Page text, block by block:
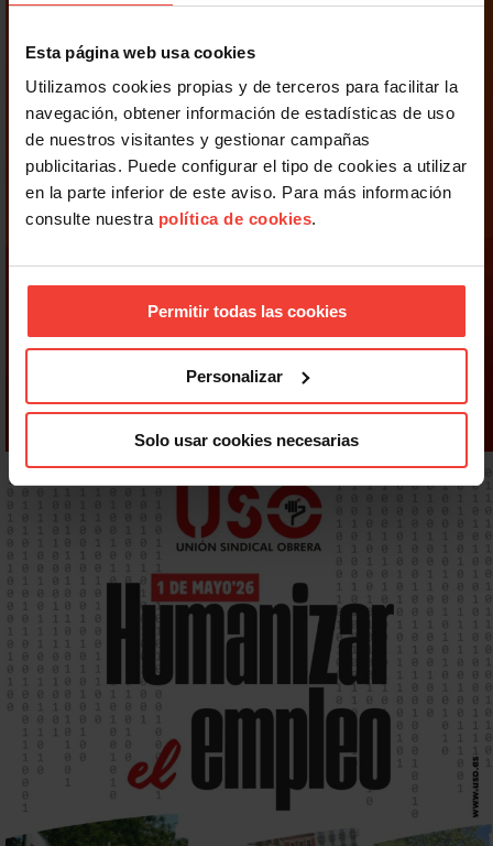
Esta página web usa cookies
Utilizamos cookies propias y de terceros para facilitar la
navegación, obtener información de estadísticas de uso
de nuestros visitantes y gestionar campañas
publicitarias. Puede configurar el tipo de cookies a utilizar
en la parte inferior de este aviso. Para más información
consulte nuestra política de cookies.
Permitir todas las cookies
Personalizar
Solo usar cookies necesarias